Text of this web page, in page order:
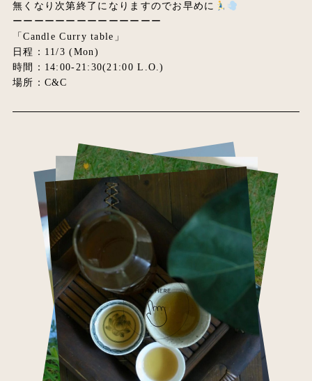
無くなり次第終了になりますのでお早めに
ーーーーーーーーーーーーーー
「Candle Curry table」
日程：11/3 (Mon)
時間：14:00-21:30(21:00 L.O.)
場所：C&C